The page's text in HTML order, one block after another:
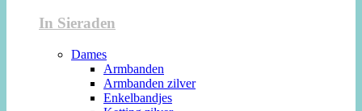
In Sieraden
Dames
Armbanden
Armbanden zilver
Enkelbandjes